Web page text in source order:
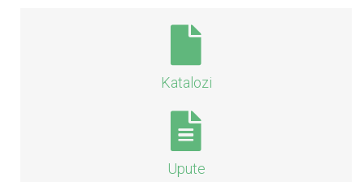
Katalozi
Upute